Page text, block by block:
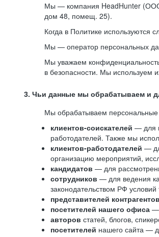
Мы — компания HeadHunter (ООО
дом 48, помещ. 25).
Когда в Политике
Мы — оператор персональных
Мы уважаем
в безопасности. Мы используем
3. Чьи данные мы обрабатываем и
Мы обрабатываем
клиентов-соискателей — для
работодателей. Также мы
клиентов-работодателей —
организацию мероприятий,
кандидатов — для
сотрудников — для ведения
законодательством РФ
представителей контрагентов
посетителей нашего офиса —
авторов статей, блогов,
посетителей нашего сайта —